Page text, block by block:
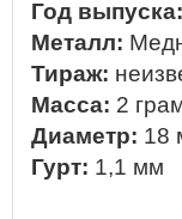
Год выпуска:
Металл:
Тираж:
Масса: 2
Диаметр: 18
Гурт: 1,1 мм